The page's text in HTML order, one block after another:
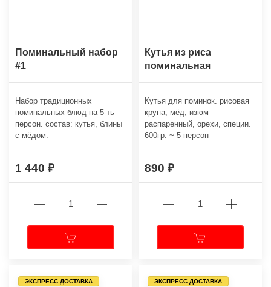
Поминальный набор
#1
Набор традиционных
поминальных блюд на 5-ть
персон. состав: кутья, блины
с мёдом.
1 440
Кутья из риса
поминальная
Кутья для поминок. рисовая
крупа, мёд, изюм
распаренный, орехи, специи.
600гр. ~ 5 персон
890
ЭКСПРЕСС ДОСТАВКА ЭКСПРЕСС ДОСТАВКА